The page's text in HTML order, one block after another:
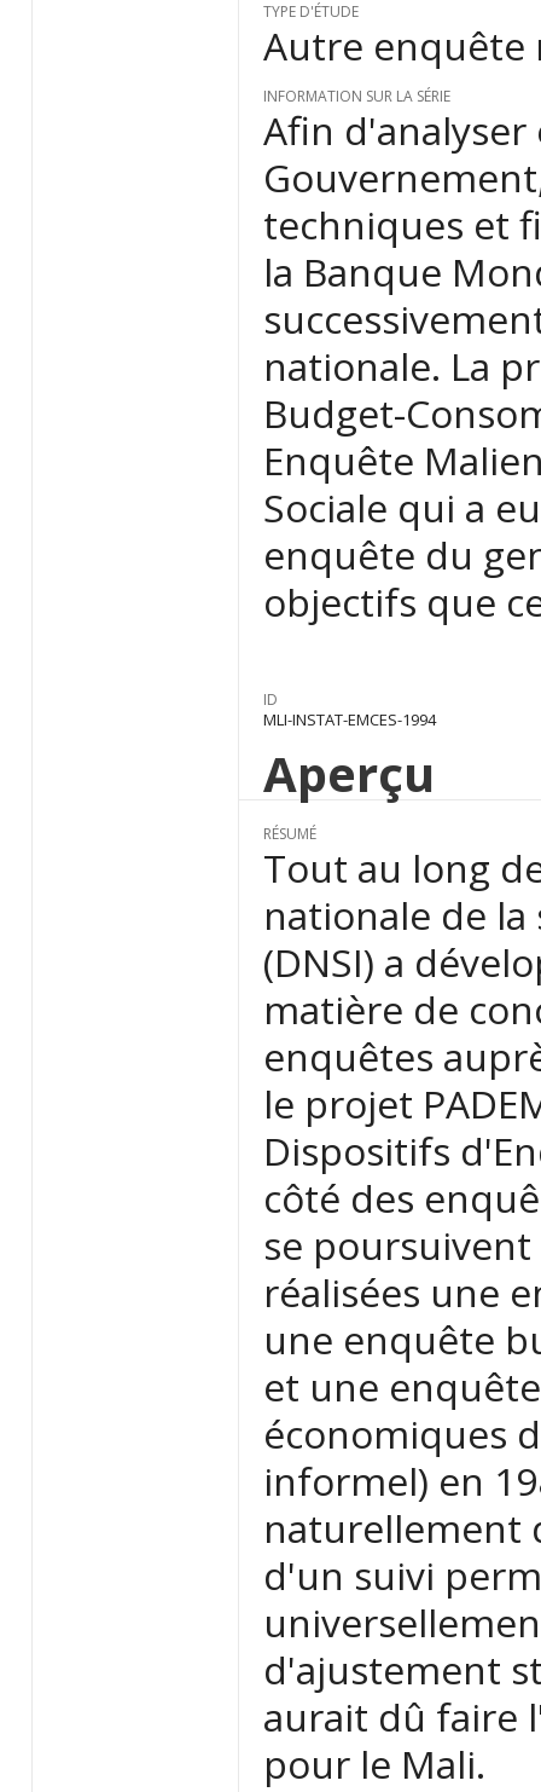
TYPE D'ÉTUDE
Autre enquête
INFORMATION SUR LA SÉRIE
Afin
techniques et
la Banque
nationale. La
Budget-
Enquête
Sociale qui a
enquête du
objectifs que
ID
MLI-INSTAT-EMCES-1994
Aperçu
RÉSUMÉ
Tout au long
nationale de
(DNSI) a
matière de
enquêtes
le projet
Dispositifs
côté des
se
réalisées une
une enquête
et une
économiques
informel) en
naturellement
d'un suivi
d'ajustement
aurait dû faire
pour le Mali.